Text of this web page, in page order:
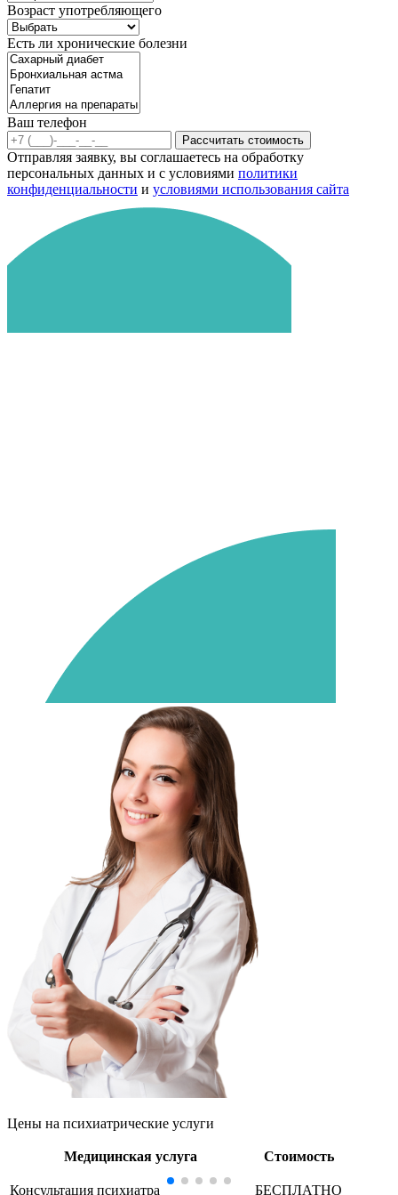
Возраст употребляющего
Есть ли хронические болезни
Ваш телефон
Рассчитать стоимость
Отправляя заявку, вы соглашаетесь на обработку
персональных данных и с условиями политики
конфиденциальности и условиями использования сайта
Цены на психиатрические услуги
Медицинская услуга Стоимость
Консультация психиатра БЕСПЛАТНО